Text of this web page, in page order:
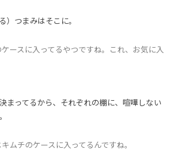
）つまみはそこに。
ースに入ってるやつですね。これ、お気に入
まってるから、それぞれの棚に、喧嘩しない
ムチのケースに入ってるんですね。